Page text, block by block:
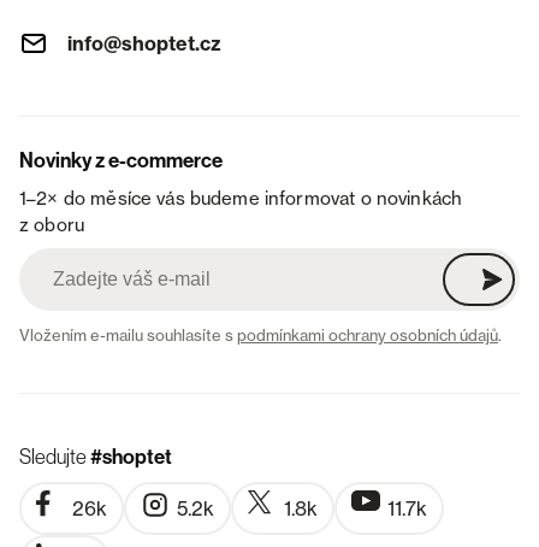
info@shoptet.cz
Novinky z e-commerce
1–2× do měsíce vás budeme informovat o novinkách
z oboru
Vložením e-mailu souhlasíte spodmínkami ochrany osobních údajů.
Sledujte#shoptet
26k 5.2k 1.8k 11.7k